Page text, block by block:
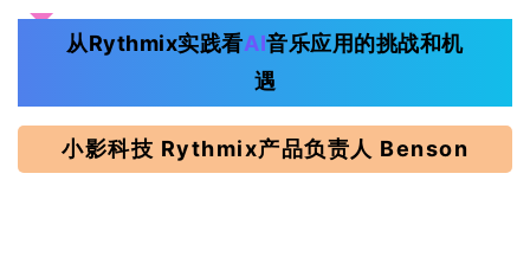
从Rythmix实践看AI音乐应用的挑战和机
遇
小影科技 Rythmix产品负责人 Benson